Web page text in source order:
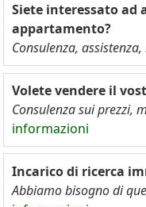
Siete interessato ad
appartamento?
Consulenza,
Volete vendere il
Consulenza sui prezzi,
informazioni
Incarico di ricerca
Abbiamo bisogno di